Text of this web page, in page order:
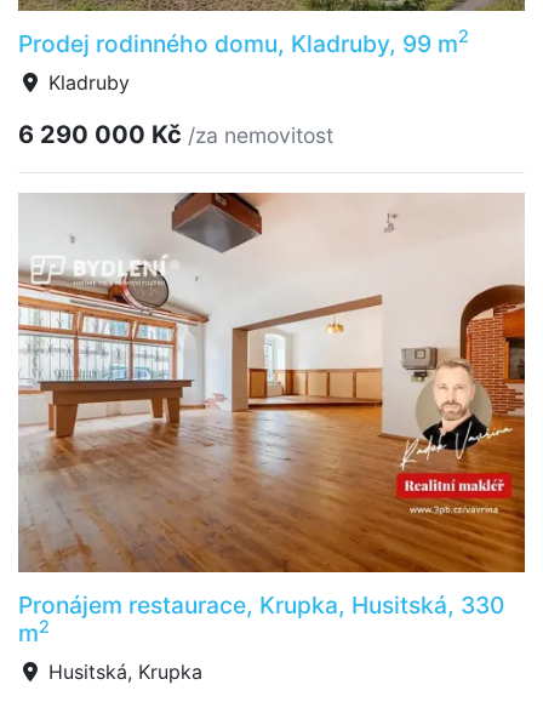
Prodej rodinného domu, Kladruby, 99 m2
Kladruby
6 290 000 Kč /za nemovitost
Pronájem restaurace, Krupka, Husitská, 330
m2
Husitská, Krupka